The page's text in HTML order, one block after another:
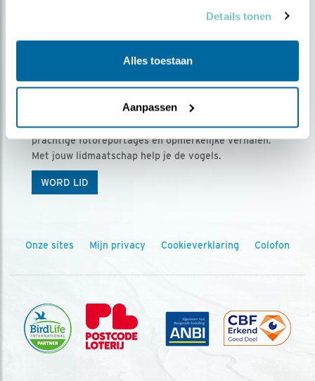
Details tonen
Alles toestaan
Aanpassen
Ontvang 5 x Vogels voor € 36,00 per jaar
Vogels is het tijdschrift voor onze leden, met
prachtige fotoreportages en opmerkelijke verhalen.
Met jouw lidmaatschap help je de vogels.
WORD LID
Onze sites Mijn privacy Cookieverklaring Colofon